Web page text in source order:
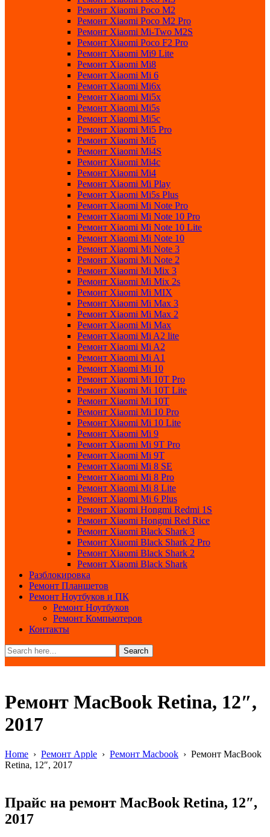
Ремонт Xiaomi Poco M2
Ремонт Xiaomi Poco M2 Pro
Ремонт Xiaomi Mi-Two M2S
Ремонт Xiaomi Poco F2 Pro
Ремонт Xiaomi Mi9 Lite
Ремонт Xiaomi Mi8
Ремонт Xiaomi Mi 6
Ремонт Xiaomi Mi6x
Ремонт Xiaomi Mi5x
Ремонт Xiaomi Mi5s
Ремонт Xiaomi Mi5c
Ремонт Xiaomi Mi5 Pro
Ремонт Xiaomi Mi5
Ремонт Xiaomi Mi4S
Ремонт Xiaomi Mi4c
Ремонт Xiaomi Mi4
Ремонт Xiaomi Mi Play
Ремонт Xiaomi Mi5s Plus
Ремонт Xiaomi Mi Note Pro
Ремонт Xiaomi Mi Note 10 Pro
Ремонт Xiaomi Mi Note 10 Lite
Ремонт Xiaomi Mi Note 10
Ремонт Xiaomi Mi Note 3
Ремонт Xiaomi Mi Note 2
Ремонт Xiaomi Mi Mix 3
Ремонт Xiaomi Mi Mix 2s
Ремонт Xiaomi Mi MIX
Ремонт Xiaomi Mi Max 3
Ремонт Xiaomi Mi Max 2
Ремонт Xiaomi Mi Max
Ремонт Xiaomi Mi A2 lite
Ремонт Xiaomi Mi A2
Ремонт Xiaomi Mi A1
Ремонт Xiaomi Mi 10
Ремонт Xiaomi Mi 10T Pro
Ремонт Xiaomi Mi 10T Lite
Ремонт Xiaomi Mi 10T
Ремонт Xiaomi Mi 10 Pro
Ремонт Xiaomi Mi 10 Lite
Ремонт Xiaomi Mi 9
Ремонт Xiaomi Mi 9T Pro
Ремонт Xiaomi Mi 9T
Ремонт Xiaomi Mi 8 SE
Ремонт Xiaomi Mi 8 Pro
Ремонт Xiaomi Mi 8 Lite
Ремонт Xiaomi Mi 6 Plus
Ремонт Xiaomi Hongmi Redmi 1S
Ремонт Xiaomi Hongmi Red Rice
Ремонт Xiaomi Black Shark 3
Ремонт Xiaomi Black Shark 2 Pro
Ремонт Xiaomi Black Shark 2
Ремонт Xiaomi Black Shark
Разблокировка
Ремонт Планшетов
Ремонт Ноутбуков и ПК
Ремонт Ноутбуков
Ремонт Компьютеров
Контакты
Search
Ремонт MacBook Retina, 12″,
2017
Home › Ремонт Apple › Ремонт Macbook › Ремонт MacBook
Retina, 12″, 2017
Прайс на ремонт MacBook Retina, 12″,
2017